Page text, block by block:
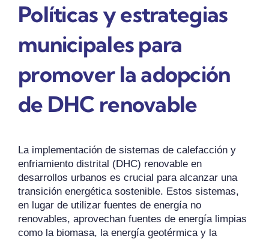
Políticas y estrategias
municipales para
promover la adopción
de DHC renovable
La implementación de sistemas de calefacción y
enfriamiento distrital (DHC) renovable en
desarrollos urbanos es crucial para alcanzar una
transición energética sostenible. Estos sistemas,
en lugar de utilizar fuentes de energía no
renovables, aprovechan fuentes de energía limpias
como la biomasa, la energía geotérmica y la